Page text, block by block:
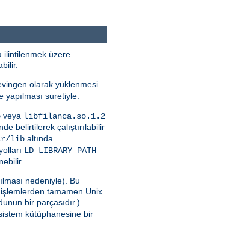
ilintilenmek üzere
olarak yüklenmesi
yapılması suretiyle.
veya libfilanca.so.1.2
belirtilerek çalıştırılabilir
lib altında
LD_LIBRARY_PATH
nedeniyle). Bu
tamamen Unix
bir parçasıdır.)
kütüphanesine bir